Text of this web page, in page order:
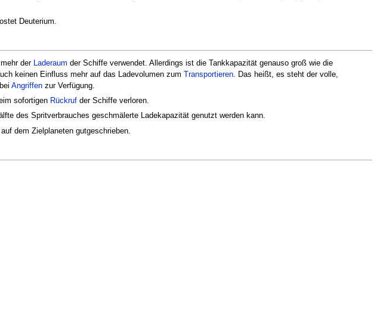
Deuterium.
der Laderaum der Schiffe verwendet. Allerdings ist die Tankkapazität genauso groß wie die
keinen Einfluss mehr auf das Ladevolumen zum Transportieren. Das heißt, es steht der volle,
Angriffenzur Verfügung.
sofortigen Rückrufder Schiffe verloren.
des Spritverbrauches geschmälerte Ladekapazität genutzt werden kann.
dem Zielplaneten gutgeschrieben.